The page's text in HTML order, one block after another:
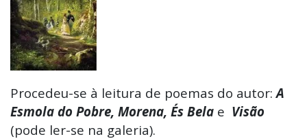
Procedeu-se à leitura de poemas do autor:A
Esmola do Pobre, Morena, És Bela e Visão
(pode ler-se na galeria).